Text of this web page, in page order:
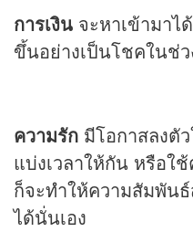
การเงิน จะหาเข้ามาไ
ขึ้นอย่างเป็นโชคในช่
ความรัก มีโอกาสลงตั
แบ่งเวลาให้กัน หรือใ
ก็จะทำให้ความสัมพัน
ได้นั่นเอง